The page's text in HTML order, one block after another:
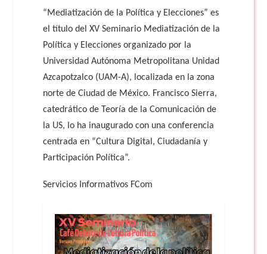
“Mediatización de la Política y Elecciones” es
el título del XV Seminario Mediatización de la
Política y Elecciones organizado por la
Universidad Autónoma Metropolitana Unidad
Azcapotzalco (UAM-A), localizada en la zona
norte de Ciudad de México. Francisco Sierra,
catedrático de Teoría de la Comunicación de
la US, lo ha inaugurado con una conferencia
centrada en “Cultura Digital, Ciudadanía y
Participación Política”.
Servicios Informativos FCom